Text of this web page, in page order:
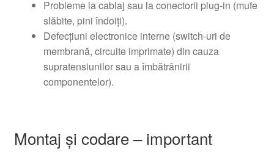
Probleme la cablaj sau la conectorii plug-in (mufe
slăbite, pini îndoiţi).
Defecţiuni electronice interne (switch-uri de
membrană, circuite imprimate) din cauza
supratensiunilor sau a îmbătrânirii
componentelor).
Montaj și codare – important